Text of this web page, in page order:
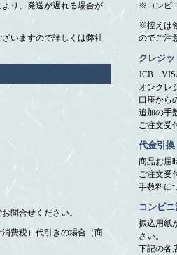
り、発送が遅れる場合が
いますので詳しくは弊社
問合せください。
費税）代引きの場合（商
※コンビ
※控えは
のでご注
クレジ
JCB
オンクレ
口座から
追加の手
ご注文受
代金引換
商品お届
ご注文受
手数料に
コンビ
振込用紙
さい。
下記の各